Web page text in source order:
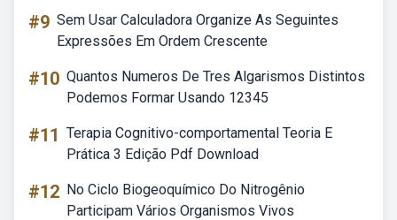
#9 Sem Usar Calculadora Organize As Seguintes
Expressões Em Ordem Crescente
#10 Quantos Numeros De Tres Algarismos Distintos
Podemos Formar Usando 12345
#11 Terapia Cognitivo-comportamental Teoria E
Prática 3 Edição Pdf Download
#12 No Ciclo Biogeoquímico Do Nitrogênio
Participam Vários Organismos Vivos